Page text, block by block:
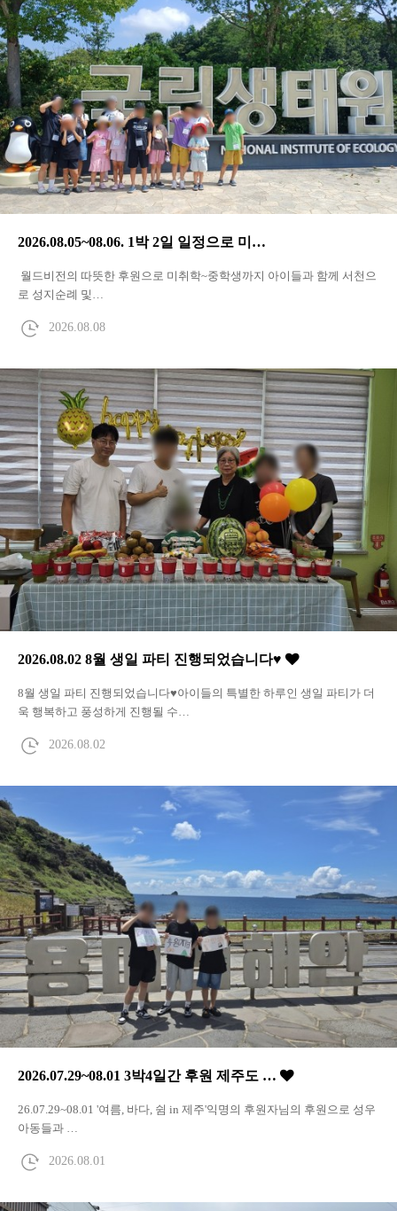
2026.08.05~08.06. 1박 2일 일정으로 미…
월드비전의 따뜻한 후원으로 미취학~중학생까지 아이들과 함께 서천으
로 성지순례 및…
2026.08.08
2026.08.02 8월 생일 파티 진행되었습니다♥
8월 생일 파티 진행되었습니다♥아이들의 특별한 하루인 생일 파티가 더
욱 행복하고 풍성하게 진행될 수…
2026.08.02
2026.07.29~08.01 3박4일간 후원 제주도 …
26.07.29~08.01 '여름, 바다, 쉼 in 제주'익명의 후원자님의 후원으로 성우
아동들과 …
2026.08.01